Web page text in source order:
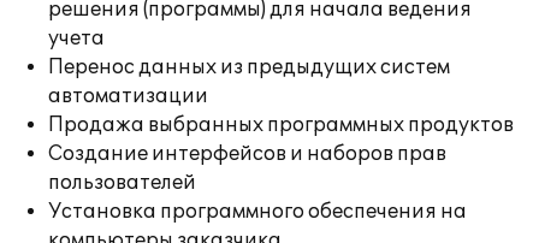
решения (программы) для начала ведения
учета
Перенос данных из предыдущих систем
автоматизации
Продажа выбранных программных продуктов
Создание интерфейсов и наборов прав
пользователей
Установка программного обеспечения на